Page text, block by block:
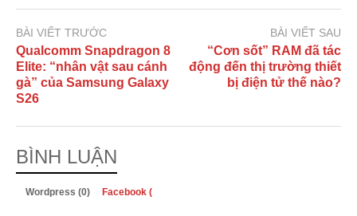
BÀI VIẾT TRƯỚC
Qualcomm Snapdragon 8
Elite: “nhân vật sau cánh
gà” của Samsung Galaxy
S26
BÀI VIẾT SAU
“Cơn sốt” RAM đã tác
động đến thị trường thiết
bị điện tử thế nào?
BÌNH LUẬN
Wordpress (0) Facebook (